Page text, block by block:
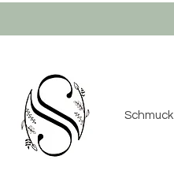
Schmuck